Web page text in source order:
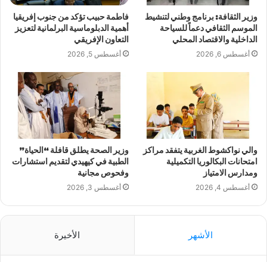
وزير الثقافة: برنامج وطني لتنشيط
الموسم الثقافي دعماً للسياحة
الداخلية والاقتصاد المحلي
أغسطس 6, 2026
فاطمة حبيب تؤكد من جنوب إفريقيا
أهمية الدبلوماسية البرلمانية لتعزيز
التعاون الإفريقي
أغسطس 5, 2026
والي نواكشوط الغربية يتفقد مراكز
امتحانات البكالوريا التكميلية
ومدارس الامتياز
أغسطس 4, 2026
وزير الصحة يطلق قافلة “الحياة”
الطبية في كيهيدي لتقديم استشارات
وفحوص مجانية
أغسطس 3, 2026
الأشهر الأخيرة